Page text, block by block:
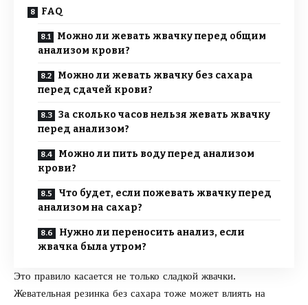
FAQ
Можно ли жевать жвачку перед общим
анализом крови?
Можно ли жевать жвачку без сахара
перед сдачей крови?
За сколько часов нельзя жевать жвачку
перед анализом?
Можно ли пить воду перед анализом
крови?
Что будет, если пожевать жвачку перед
анализом на сахар?
Нужно ли переносить анализ, если
жвачка была утром?
Это правило касается не только сладкой жвачки.
Жевательная резинка без сахара тоже может влиять на